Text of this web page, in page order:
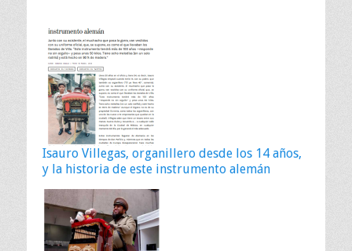
Isauro Villegas, organillero desde los 14 años,
y la historia de este instrumento alemán